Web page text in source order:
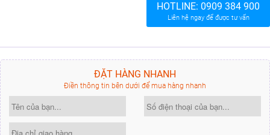
HOTLINE: 0909 384 900
Liên hệ ngay để được tư vấn
ĐẶT HÀNG NHANH
Điền thông tin bên dưới để mua hàng nhanh